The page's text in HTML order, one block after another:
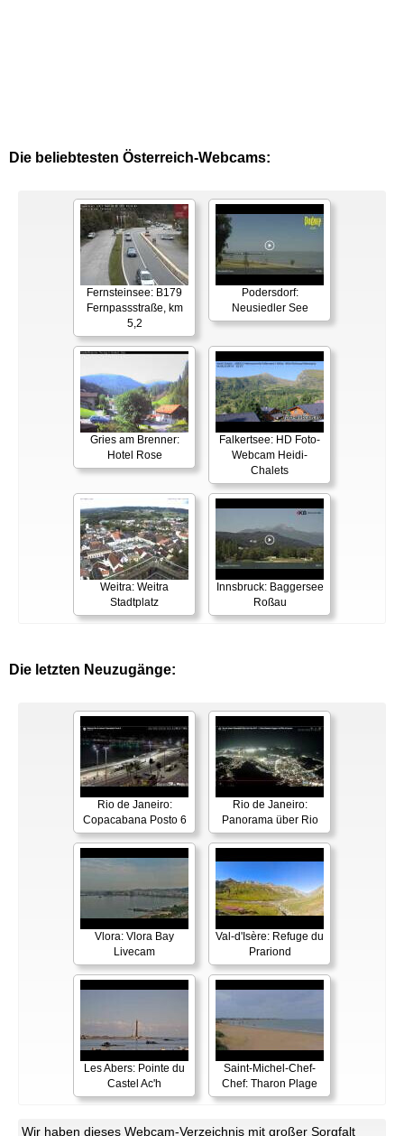
Die beliebtesten Österreich-Webcams:
Fernsteinsee: B179
Fernpassstraße, km
5,2
Podersdorf:
Neusiedler See
Gries am Brenner:
Hotel Rose
Falkertsee: HD Foto-
Webcam Heidi-
Chalets
Weitra: Weitra
Stadtplatz
Innsbruck: Baggersee
Roßau
Die letzten Neuzugänge:
Rio de Janeiro:
Copacabana Posto 6
Rio de Janeiro:
Panorama über Rio
Vlora: Vlora Bay
Livecam
Val-d'Isère: Refuge du
Prariond
Les Abers: Pointe du
Castel Ac'h
Saint-Michel-Chef-
Chef: Tharon Plage
Wir haben dieses Webcam-Verzeichnis mit großer Sorgfalt